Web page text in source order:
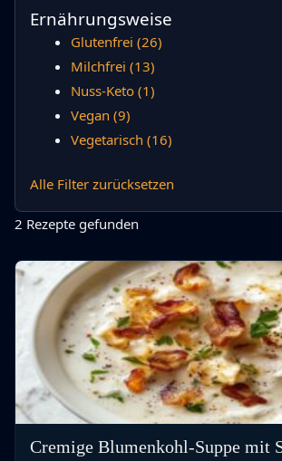
Ernährungsweise
Glutenfrei (26)
Milchfrei (13)
Nuss-Keto (1)
Vegan (9)
Vegetarisch (16)
Alle Filter zurücksetzen
2 Rezepte gefunden
Cremige Blumenkohl-Suppe mit